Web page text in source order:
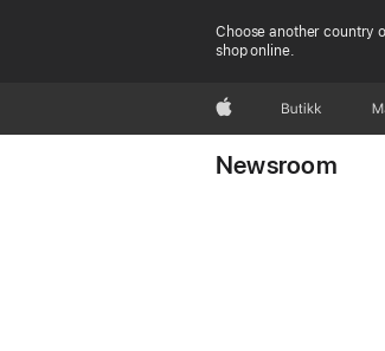
Choose another country
shop online.
AppleButikk
Newsroom